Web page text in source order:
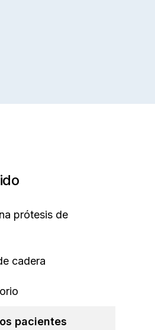
prótesis de
cadera
pacientes